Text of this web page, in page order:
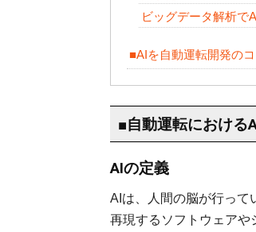
ビッグデータ解析で
■AIを自動運転開発の
■自動運転における
AIの定義
AIは、人間の脳が行って
再現するソフトウェアや